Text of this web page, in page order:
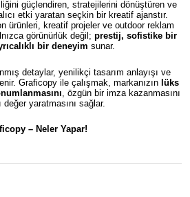
güçlendiren, stratejilerini dönüştüren ve
etki yaratan seçkin bir kreatif ajanstır.
ürünleri, kreatif projeler ve outdoor reklam
görünürlük değil; prestij, sofistike bir
bir deneyim sunar.
detaylar, yenilikçi tasarım anlayışı ve
Graficopy ile çalışmak, markanızın lüks
, özgün bir imza kazanmasını
değer yaratmasını sağlar.
– Neler Yapar!